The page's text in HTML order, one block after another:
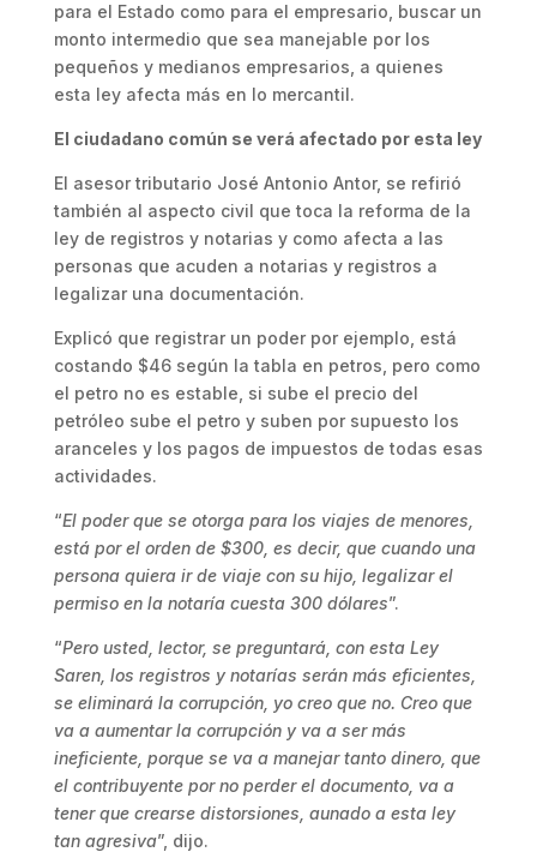
para el Estado como para el empresario, buscar un
monto intermedio que sea manejable por los
pequeños y medianos empresarios, a quienes
esta ley afecta más en lo mercantil.
El ciudadano común se verá afectado por esta ley
El asesor tributario José Antonio Antor, se refirió
también al aspecto civil que toca la reforma de la
ley de registros y notarias y como afecta a las
personas que acuden a notarias y registros a
legalizar una documentación.
Explicó que registrar un poder por ejemplo, está
costando $46 según la tabla en petros, pero como
el petro no es estable, si sube el precio del
petróleo sube el petro y suben por supuesto los
aranceles y los pagos de impuestos de todas esas
actividades.
“El poder que se otorga para los viajes de menores,
está por el orden de $300, es decir, que cuando una
persona quiera ir de viaje con su hijo, legalizar el
permiso en la notaría cuesta 300 dólares”.
“Pero usted, lector, se preguntará, con esta Ley
Saren, los registros y notarías serán más eficientes,
se eliminará la corrupción, yo creo que no. Creo que
va a aumentar la corrupción y va a ser más
ineficiente, porque se va a manejar tanto dinero, que
el contribuyente por no perder el documento, va a
tener que crearse distorsiones, aunado a esta ley
tan agresiva”, dijo.